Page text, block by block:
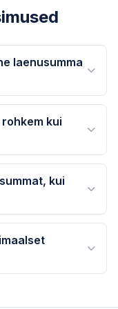
laenusumma
rohkem kui
kui